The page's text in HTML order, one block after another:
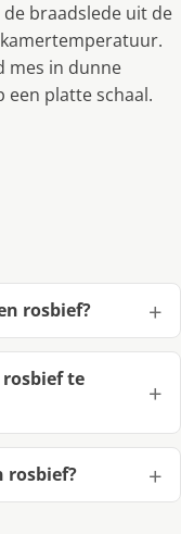
braadslede uit de
mes in dunne
een platte schaal.
rosbief?
te
rosbief?